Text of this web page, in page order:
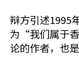
辩方引述1995
为“我们属于
论的作者，也